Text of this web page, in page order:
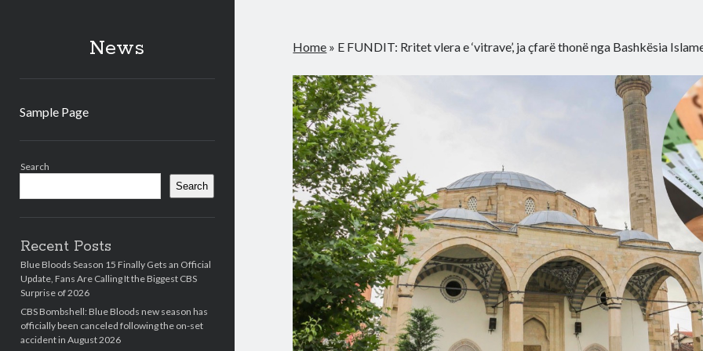
News
Sample Page
Search
Search
Recent Posts
Blue Bloods Season 15 Finally Gets an Official
Update, Fans Are Calling It the Biggest CBS
Surprise of 2026
CBS Bombshell: Blue Bloods new season has
officially been canceled following the on-set
accident in August 2026
Home » E FUNDIT: Rritet vlera e ‘vitrave’, ja çfarë thonë nga Bashkësia